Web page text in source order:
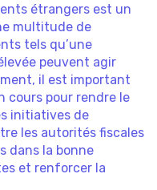
étrangers est un
multitude de
tels qu’une
peuvent agir
il est important
cours pour rendre le
initiatives de
les autorités fiscales
dans la bonne
et renforcer la